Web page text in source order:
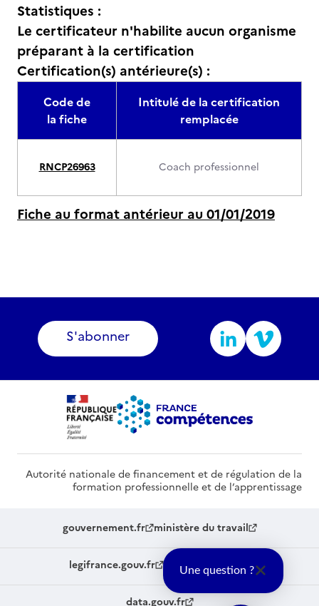
Statistiques :
Le certificateur n'habilite aucun organisme
préparant à la certification
Certification(s) antérieure(s) :
Code de
la fiche
Intitulé de la certification
remplacée
RNCP26963 Coach professionnel
Fiche au format antérieur au 01/01/2019
S'abonner
Autorité nationale de financement et de régulation de la
formation professionnelle et de l’apprentissage
gouvernement.fr ministère du travail
legifrance.gouv.fr service-public.fr
data.gouv.fr
Une question ?